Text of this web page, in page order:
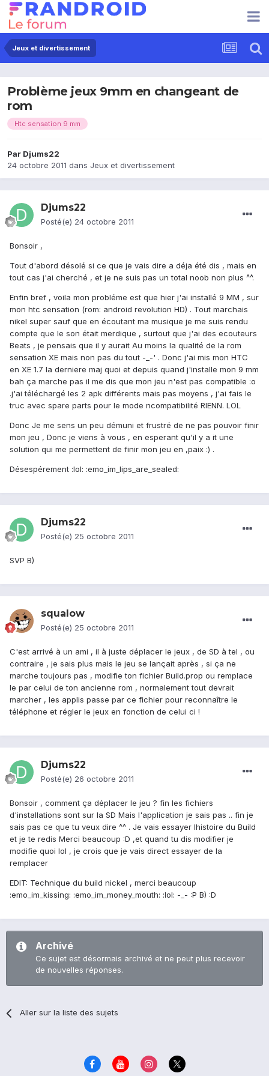
Jeux et divertissement
Problème jeux 9mm en changeant de
rom
Htc sensation 9 mm
Par Djums22
24 octobre 2011 dans Jeux et divertissement
Djums22
Posté(e) 24 octobre 2011
Bonsoir ,
Tout d'abord désolé si ce que je vais dire a déja été dis , mais en
tout cas j'ai cherché , et je ne suis pas un total noob non plus ^^.
Enfin bref , voila mon probléme est que hier j'ai installé 9 MM , sur
mon htc sensation (rom: android revolution HD) . Tout marchais
nikel super sauf que en écoutant ma musique je me suis rendu
compte que le son était merdique , surtout que j'ai des ecouteurs
Beats , je pensais que il y aurait Au moins la qualité de la rom
sensation XE mais non pas du tout -_-' . Donc j'ai mis mon HTC
en XE 1.7 la derniere maj quoi et depuis quand j'installe mon 9 mm
bah ça marche pas il me dis que mon jeu n'est pas compatible :o
.j'ai téléchargé les 2 apk différents mais pas moyens , j'ai fais le
truc avec spare parts pour le mode ncompatibilité RIENN. LOL
Donc Je me sens un peu démuni et frustré de ne pas pouvoir finir
mon jeu , Donc je viens à vous , en esperant qu'il y a it une
solution qui me permettent de finir mon jeu en ,paix :) .
Désespérement :lol: :emo_im_lips_are_sealed:
Djums22
Posté(e) 25 octobre 2011
SVP B)
squalow
Posté(e) 25 octobre 2011
C'est arrivé à un ami , il à juste déplacer le jeux , de SD à tel , ou
contraire , je sais plus mais le jeu se lançait après , si ça ne
marche toujours pas , modifie ton fichier Build.prop ou remplace
le par celui de ton ancienne rom , normalement tout devrait
marcher , les applis passe par ce fichier pour reconnaître le
téléphone et régler le jeux en fonction de celui ci !
Djums22
Posté(e) 26 octobre 2011
Bonsoir , comment ça déplacer le jeu ? fin les fichiers
d'installations sont sur la SD Mais l'application je sais pas .. fin je
sais pas ce que tu veux dire ^^ . Je vais essayer lhistoire du Build
et je te redis Merci beaucoup :D ,et quand tu dis modifier je
modifie quoi lol , je crois que je vais direct essayer de la
remplacer
EDIT: Technique du build nickel , merci beaucoup
:emo_im_kissing: :emo_im_money_mouth: :lol: -_- :P B) :D
Archivé
Ce sujet est désormais archivé et ne peut plus recevoir
de nouvelles réponses.
Aller sur la liste des sujets